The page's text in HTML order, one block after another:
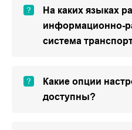
На каких языках
информационно-
система
Какие опции
доступны?